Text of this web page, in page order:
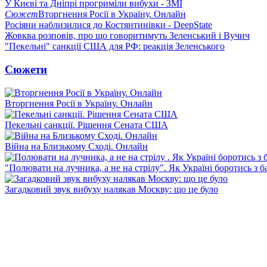
У Києві та Дніпрі прогриміли вибухи - ЗМІ
СюжетВторгнення Росії в Україну. Онлайн
Росіяни наблизилися до Костянтинівки - DeepState
Жовква розповів, про що говоритимуть Зеленський і Вучич
"Пекельні" санкції США для РФ: реакція Зеленського
Сюжети
Вторгнення Росії в Україну. Онлайн
Пекельні санкції. Рішення Сената США
Війна на Близькому Сході. Онлайн
"Полювати на лучника, а не на стрілу". Як Україні боротись з
Загадковий звук вибуху налякав Москву: що це було